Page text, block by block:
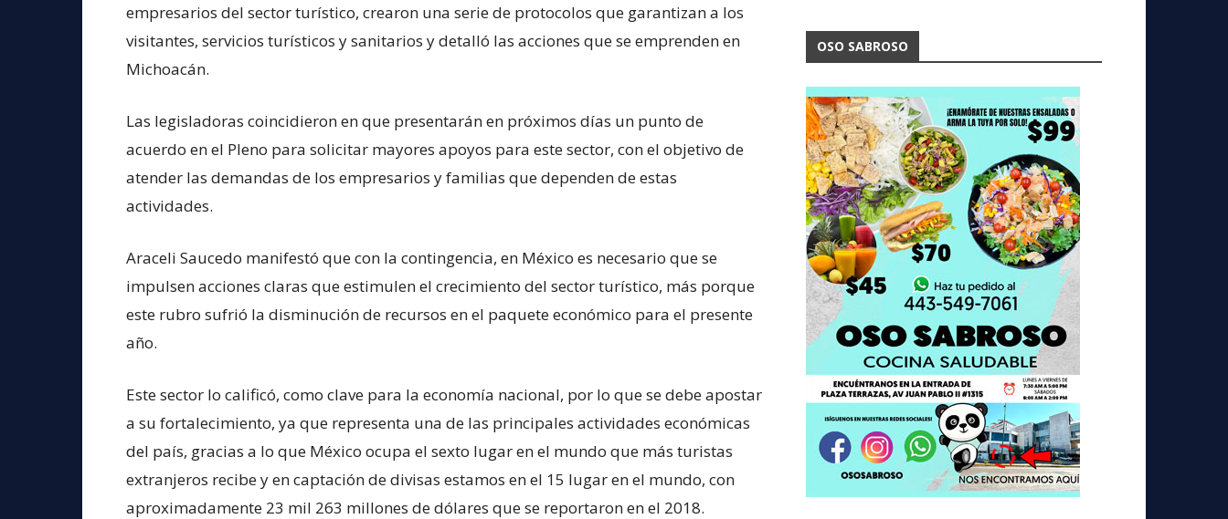
empresarios del sector turístico, crearon una serie de protocolos que garantizan a los
visitantes, servicios turísticos y sanitarios y detalló las acciones que se emprenden en
Michoacán.
Las legisladoras coincidieron en que presentarán en próximos días un punto de
acuerdo en el Pleno para solicitar mayores apoyos para este sector, con el objetivo de
atender las demandas de los empresarios y familias que dependen de estas
actividades.
Araceli Saucedo manifestó que con la contingencia, en México es necesario que se
impulsen acciones claras que estimulen el crecimiento del sector turístico, más porque
este rubro sufrió la disminución de recursos en el paquete económico para el presente
año.
Este sector lo calificó, como clave para la economía nacional, por lo que se debe apostar
a su fortalecimiento, ya que representa una de las principales actividades económicas
del país, gracias a lo que México ocupa el sexto lugar en el mundo que más turistas
extranjeros recibe y en captación de divisas estamos en el 15 lugar en el mundo, con
aproximadamente 23 mil 263 millones de dólares que se reportaron en el 2018.
OSO SABROSO